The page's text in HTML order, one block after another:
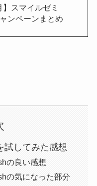
】スマイルゼミ
ンペーンまとめ
試してみた感想
の良い感想
の気になった部分